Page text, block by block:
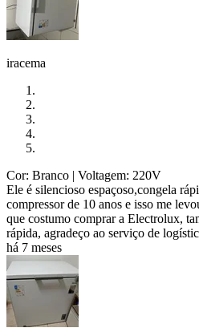
iracema
Cor: Branco | Voltagem: 220V
Ele é silencioso espaçoso,congela
compressor de 10 anos e isso me
que costumo comprar a Electrolux,
rápida, agradeço ao serviço de
há 7 meses